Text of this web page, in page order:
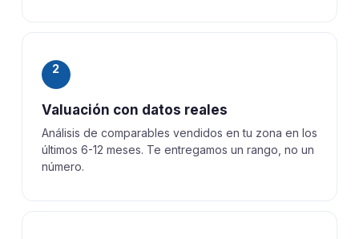
2
Valuación con datos reales
Análisis de comparables vendidos en tu zona en los
últimos 6-12 meses. Te entregamos un rango, no un
número.